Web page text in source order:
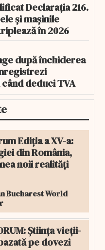
Declarația 216.
și mașinile
în 2026
după închiderea
deduci TVA
Ediția a XV-a:
din România,
noii realități
Bucharest World
Știința vieții-
pe dovezi